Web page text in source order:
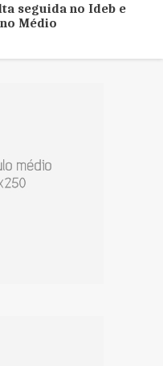
seguida no Ideb e
Médio